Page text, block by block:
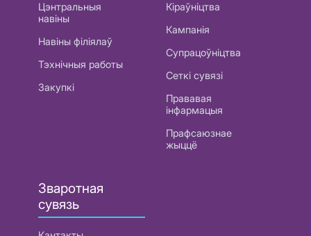
Цэнтральныя
навіны
Навіны філіялаў
Тэхнічныя работы
Закупкі
Кіраўніцтва
Кампанія
Супрацоўніцтва
Сеткі сувязі
Прававая
інфармацыя
Прафсаюзнае
жыццё
Зваротная
сувязь